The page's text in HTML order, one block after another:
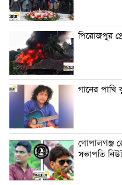
পিরোজপুর
গানের
গোপালগঞ্জ
সভাপতি